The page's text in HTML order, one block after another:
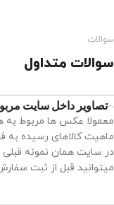
سوالات
سوالات متداول
تصاویر داخل سایت
معمولا عکس ها مربوط به
ماهیت کالاهای رسیده
در سایت همان نمونه قبلی
میتوانید قبل از ثبت